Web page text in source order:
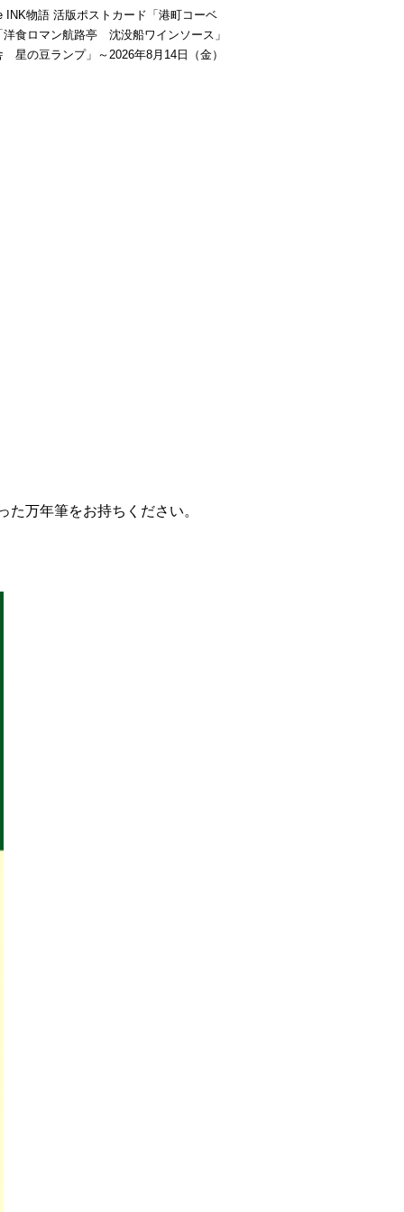
INK物語 活版ポストカード「港町コーベ
洋食ロマン航路亭 沈没船ワインソース」
星の豆ランプ」～2026年8月14日（金）
万年筆をお持ちください。